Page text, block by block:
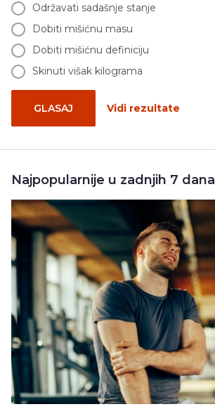
Održavati sadašnje stanje
Dobiti mišićnu masu
Dobiti mišićnu definiciju
Skinuti višak kilograma
GLASAJ Vidi rezultate
Najpopularnije u zadnjih 7 dana